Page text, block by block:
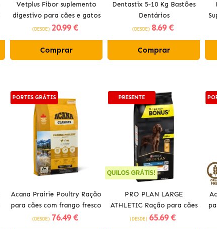
Vetplus Fibor suplemento
digestivo para cães e gatos
(DESDE) 20.99 €
Comprar
Dentastix 5-10 Kg Bastões
Dentários
(DESDE) 8.69 €
Comprar
PORTES GRÁTIS
Acana Prairie Poultry Ração
para cães com frango fresco
(DESDE) 76.49 €
PRESENTE
QUILOS GRÁTIS!
PRO PLAN LARGE
ATHLETIC Ração para cães
com frango
(DESDE) 65.69 €